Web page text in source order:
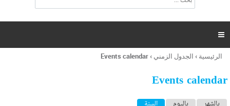
ت
ر
ل
ح
ب

أنت
هنا
الرئيسية › الجدول الزمني ›
Events calendar
Events calendar